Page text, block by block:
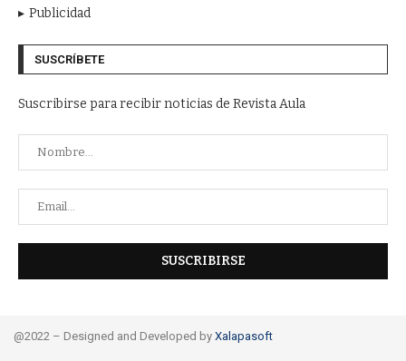
Publicidad
SUSCRÍBETE
Suscribirse para recibir noticias de Revista Aula
@2022 – Designed and Developed by Xalapasoft